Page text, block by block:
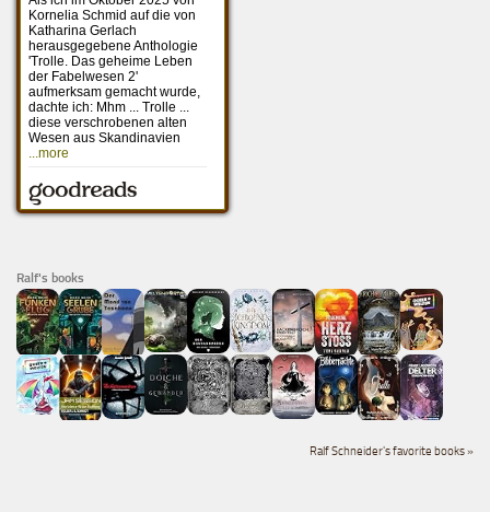
Ralf's books
Ralf Schneider's favorite books »